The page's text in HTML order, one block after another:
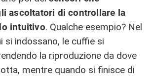
ascoltatori di controllare la
intuitivo. Qualche esempio? Nel
si indossano, le cuffie si
la riproduzione da dove
mentre quando si finisce di